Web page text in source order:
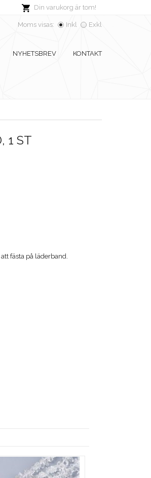
Din varukorg är tom!
Moms visas: Inkl Exkl
NYHETSBREV KONTAKT
1 ST
fästa på läderband.